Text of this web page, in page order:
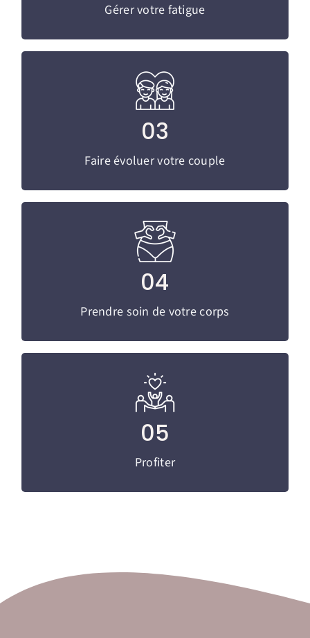
Gérer votre fatigue
03
Faire évoluer votre couple
Faire évoluer votre couple
Accueillir et gérer vos émotions, ainsi que
celles de votre conjoint.
04
Prendre soin de votre corps
Prendre soin de votre corps
Reconnaître et gérer les suites de couches.
05
Profiter
Profiter
Vivre ce post-partum en harmonie avec
votre famille.